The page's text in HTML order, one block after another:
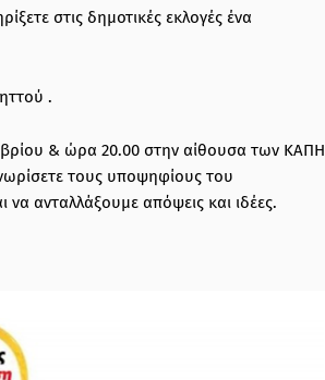
στις δημοτικές εκλογές ένα
.
& ώρα 20.00 στην αίθουσα των ΚΑΠΗ
τους υποψηφίους του
ανταλλάξουμε απόψεις και ιδέες.